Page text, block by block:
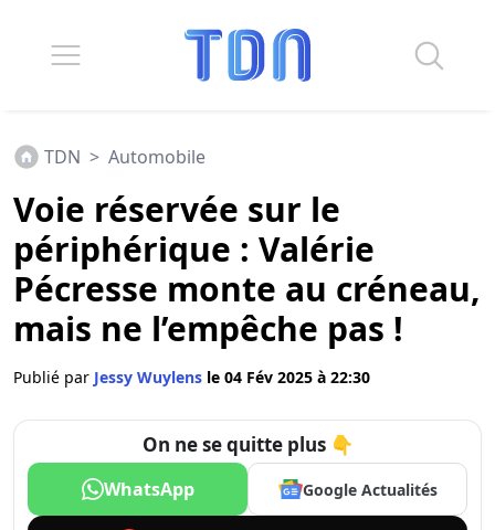
TDN > Automobile
Voie réservée sur le
périphérique : Valérie
Pécresse monte au créneau,
mais ne l’empêche pas !
Publié par Jessy Wuylens le 04 Fév 2025 à 22:30
On ne se quitte plus 👇
WhatsApp Google Actualités